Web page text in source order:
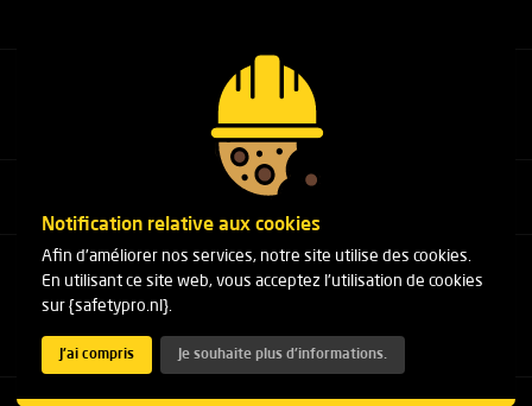
Appelez nos experts
+31(0)76 751 25 18
Arduinstraat 20
4827 HK Breda
Téléphone: +31(0)76 751 25 18
E-mail : info@safetypro.nl
Notification relative aux cookies
Afin d'améliorer nos services, notre site utilise des cookies.
En utilisant ce site web, vous acceptez l'utilisation de cookies
sur {safetypro.nl}.
J'ai compris Je souhaite plus d'informations.